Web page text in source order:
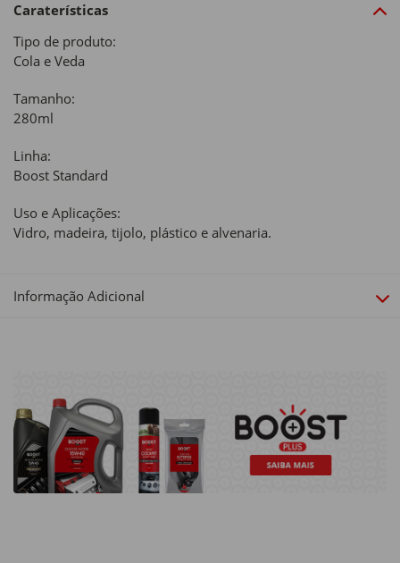
Caraterísticas
Tipo de produto:
Cola e Veda
Tamanho:
280ml
Linha:
Boost Standard
Uso e Aplicações:
Vidro, madeira, tijolo, plástico e alvenaria.
Informação Adicional